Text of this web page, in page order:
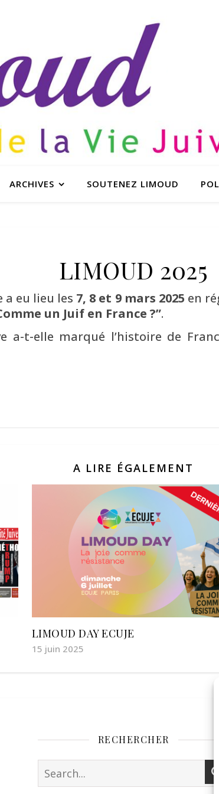
ARCHIVES SOUTENEZ LIMOUD
LIMOUD 2025
eu lieu les 7, 8 et 9 mars 2025 en
un Juif en France ?”.
a-t-elle marqué l’histoire de
A LIRE ÉGALEMENT
LIMOUD DAY ECUJE
15 juin 2025
RECHERCHER